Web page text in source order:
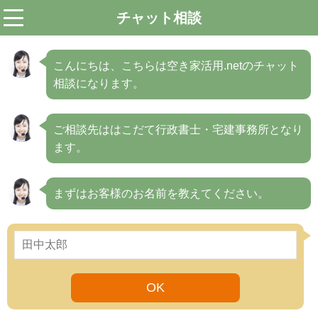
チャット相談
こんにちは、こちらは空き家活用.netのチャット
相談になります。
ご相談先ははこだて行政書士・宅建事務所となり
ます。
まずはお客様のお名前を教えてください。
OK